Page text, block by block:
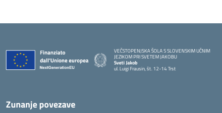
VEČSTOPENJSKA ŠOLA S SLOVENSKIM UČNIM
JEZIKOM PRI SVETEM JAKOBU
Sveti Jakob
ul. Luigi Frausin, št. 12-14 Trst
— Visita la pagina iniziale della scuola
Zunanje povezave